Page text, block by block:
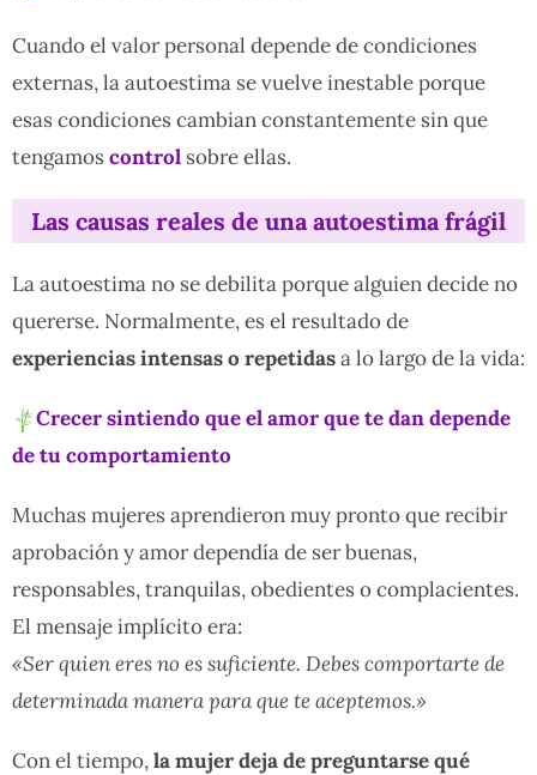
Cuando el valor personal depende de condiciones
externas, la autoestima se vuelve inestable porque
esas condiciones cambian constantemente sin que
tengamos control sobre ellas.
Las causas reales de una autoestima frágil
La autoestima no se debilita porque alguien decide no
quererse. Normalmente, es el resultado de
experiencias intensas o repetidasa lo largo de la vida:
Crecer sintiendo que el amor que te dan depende
de tu comportamiento
Muchas mujeres aprendieron muy pronto que recibir
aprobación y amor dependía de ser buenas,
responsables, tranquilas, obedientes o complacientes.
El mensaje implícito era:
«Ser quien eres no es suficiente. Debes comportarte de
determinada manera para que te aceptemos.»
Con el tiempo,la mujer deja de preguntarse qué